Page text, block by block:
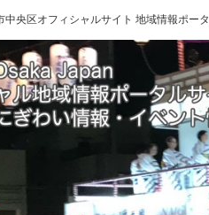
央区オフィシャルサイト 地域情報ポー